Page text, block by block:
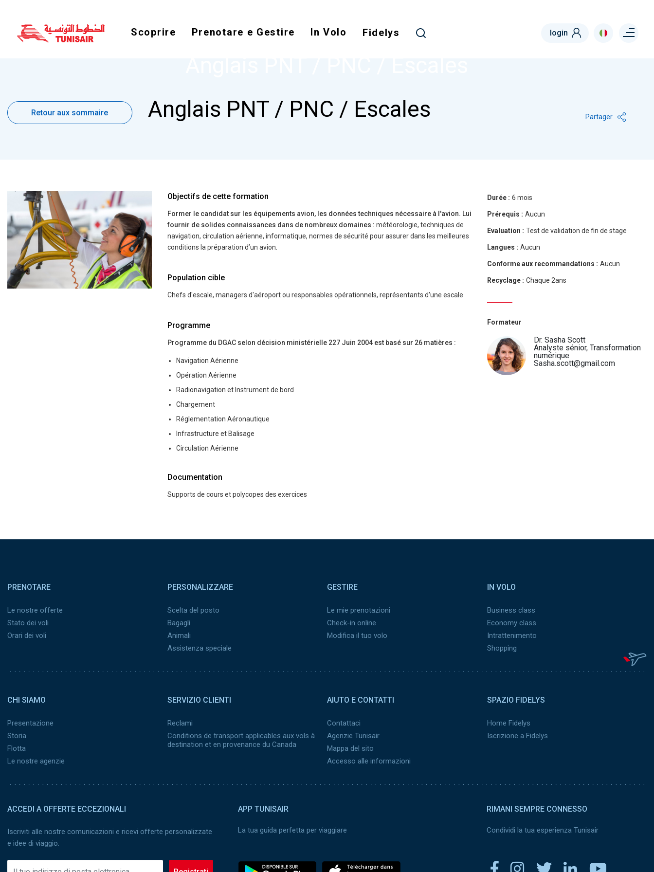
contenuto
Scoprire Prenotare e Gestire In Volo Fidelys login Menu right
NODE ANGLAIS PNT / PNC / ESCALES
aux
sommaireRetour aux sommaire Anglais PNT / PNC / Escales Partager
Objectifs de cette formation
Former le candidat sur les équipements avion, les données techniques nécessaire à l'avion. Lui
fournir de solides connaissances dans de nombreux domaines : météorologie, techniques de
navigation, circulation aérienne, informatique, normes de sécurité pour assurer dans les meilleures
conditions la préparation d’un avion.
Population cible
Chefs d'escale, managers d'aéroport ou responsables opérationnels, représentants d'une escale
Programme
Programme du DGAC selon décision ministérielle 227 Juin 2004 est basé sur 26 matières :
Navigation Aérienne
Opération Aérienne
Radionavigation et Instrument de bord
Chargement
Réglementation Aéronautique
Infrastructure et Balisage
Circulation Aérienne
Documentation
Supports de cours et polycopes des exercices
Durée : 6 mois
Prérequis : Aucun
Evaluation : Test de validation de fin de stage
Langues : Aucun
Conforme aux recommandations : Aucun
Recyclage : Chaque 2ans
Formateur
Dr. Sasha Scott
Analyste sénior, Transformation
numérique
Sasha.scott@gmail.com
PRENOTARE
Le nostre offerte
Stato dei voli
Orari dei voli
PERSONALIZZARE
Scelta del posto
Bagagli
Animali
Assistenza speciale
GESTIRE
Le mie prenotazioni
Check-in online
Modifica il tuo volo
IN VOLO
Business class
Economy class
Intrattenimento
Shopping
CHI SIAMO
Presentazione
Storia
Flotta
Le nostre agenzie
SERVIZIO CLIENTI
Reclami
Conditions de transport applicables aux vols à
destination et en provenance du Canada
AIUTO E CONTATTI
Contattaci
Agenzie Tunisair
Mappa del sito
Accesso alle informazioni
SPAZIO FIDELYS
Home Fidelys
Iscrizione a Fidelys
ACCEDI A OFFERTE ECCEZIONALI
Iscriviti alle nostre comunicazioni e ricevi offerte personalizzate
e idee di viaggio.
APP TUNISAIR
La tua guida perfetta per viaggiare
RIMANI SEMPRE CONNESSO
Condividi la tua esperienza Tunisair